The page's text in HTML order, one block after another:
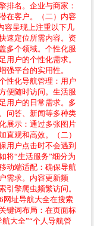
排名。企业与商家：
在客户。（二）内容
容呈现上注重以下几
速定位所需内容。资
多个领域。个性化服
用户的个性化需求。
强平台的实用性。
性化导航管理：用户
便随时访问。生活服
用户的日常需求。多
问答、新闻等多种类
展示：通过多张图片
直观和高效。（二）
用户点击时不会遇到
将“生活服务”细分为
动端适配：确保导航
需求。内容更新频
引擎爬虫频繁访问。
网址导航大全在搜索
键词布局：在页面标
大全”“个人导航管